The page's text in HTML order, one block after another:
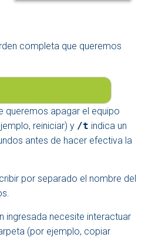
completa que queremos
queremos apagar el equipo
reiniciar) y /t indica un
antes de hacer efectiva la
por separado el nombre del
ingresada necesite interactuar
(por ejemplo, copiar